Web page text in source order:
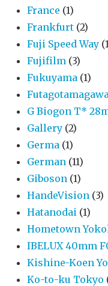
France (1)
Frankfurt (2)
Fuji Speed Way
Fujifilm (3)
Fukuyama (1)
Futagotamagawa
G Biogon T*
Gallery (2)
Germa (1)
German (11)
Giboson (1)
HandeVision (3)
Hatanodai (1)
Hometown
IBELUX 40mm
Kishine-Koen
Ko-to-ku Tokyo